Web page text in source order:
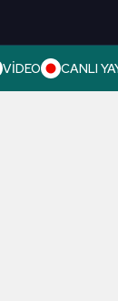
VİDEO CANLI